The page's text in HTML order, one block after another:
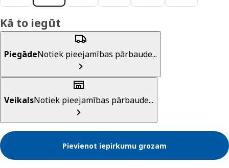
Kā to iegūt
PiegādeNotiek pieejamības pārbaude...
VeikalsNotiek pieejamības pārbaude...
Pievienot iepirkumu grozam